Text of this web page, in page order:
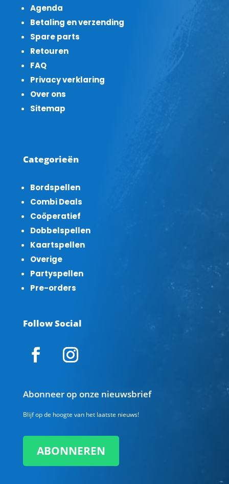
Agenda
Betaling en verzending
Spare parts
Retouren
FAQ
Privacy verklaring
Over ons
Sitemap
Categorieën
Bordspellen
Combi Deals
Coöperatief
Dobbelspellen
Kaartspellen
Overige
Partyspellen
Pre-orders
Follow Social
Abonneer op onze nieuwsbrief
Blijf op de hoogte van het laatste nieuws!
ABONNEREN